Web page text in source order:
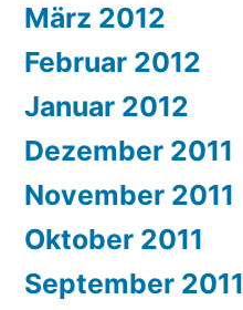
März 2012
Februar 2012
Januar 2012
Dezember 2011
November 2011
Oktober 2011
September 2011